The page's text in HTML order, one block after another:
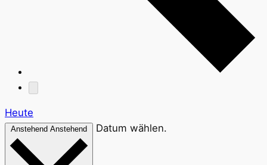
Heute
Anstehend Anstehend Datum wählen.